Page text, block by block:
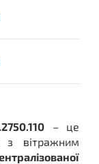
– це
з вітражним